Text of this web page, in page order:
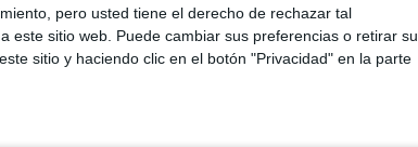
pero usted tiene el derecho de rechazar tal
este sitio web. Puede cambiar sus preferencias o retirar su
sitio y haciendo clic en el botón "Privacidad" en la parte
28 (100%)